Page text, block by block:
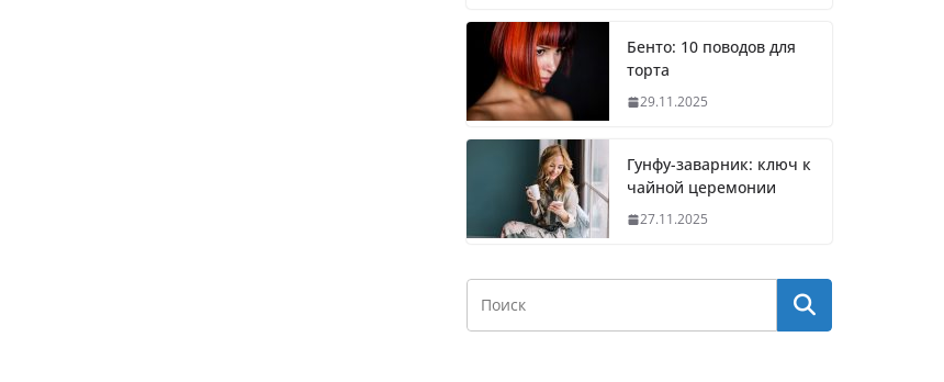
Бенто: 10 поводов для
торта
29.11.2025
Гунфу-заварник: ключ к
чайной церемонии
27.11.2025